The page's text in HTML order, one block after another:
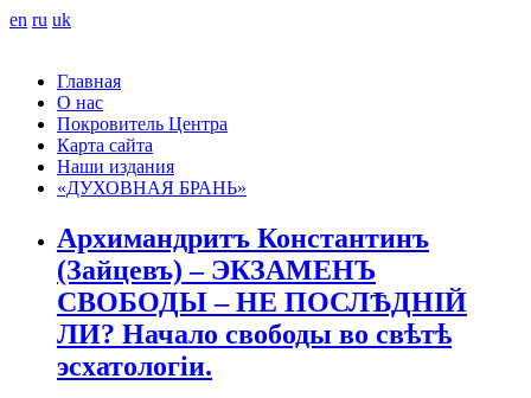
en ru uk
Главная
О нас
Покровитель Центра
Карта сайта
Наши издания
«ДУХОВНАЯ БРАНЬ»
Архимандритъ Константинъ
(Зайцевъ) – ЭКЗАМЕНЪ
СВОБОДЫ – НЕ ПОСЛѢДНІЙ
ЛИ? Начало свободы во свѣтѣ
эсхатологіи.